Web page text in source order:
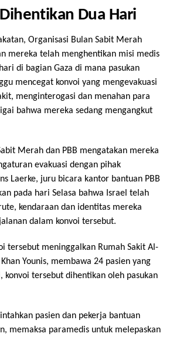
Dua Hari
Organisasi Bulan Sabit Merah
mereka telah menghentikan misi medis
di bagian Gaza di mana pasukan
mencegat konvoi yang mengevakuasi
menginterogasi dan menahan para
bahwa mereka sedang mengangkut
Merah dan PBB mengatakan mereka
evakuasi dengan pihak
Laerke, juru bicara kantor bantuan PBB
pada hari Selasa bahwa Israel telah
kendaraan dan identitas mereka
dalam konvoi tersebut.
tersebut meninggalkan Rumah Sakit Al-
Younis, membawa 24 pasien yang
konvoi tersebut dihentikan oleh pasukan
pasien dan pekerja bantuan
memaksa paramedis untuk melepaskan